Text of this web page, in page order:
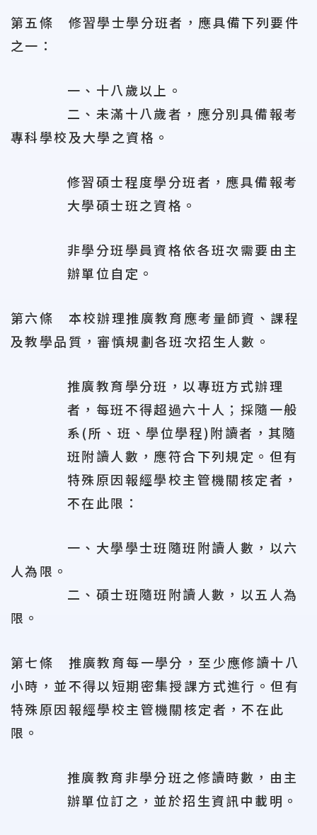
第五條 修習學士學分班者，應具備下列要件
之一：
一、十八歲以上。
二、未滿十八歲者，應分別具備報考
專科學校及大學之資格。
修習碩士程度學分班者，應具備報考
大學碩士班之資格。
非學分班學員資格依各班次需要由主
辦單位自定。
第六條 本校辦理推廣教育應考量師資、課程
及教學品質，審慎規劃各班次招生人數。
推廣教育學分班，以專班方式辦理
者，每班不得超過六十人；採隨一般
系(所、班、學位學程)附讀者，其隨
班附讀人數，應符合下列規定。但有
特殊原因報經學校主管機關核定者，
不在此限：
一、大學學士班隨班附讀人數，以六
人為限。
二、碩士班隨班附讀人數，以五人為
限。
第七條 推廣教育每一學分，至少應修讀十八
小時，並不得以短期密集授課方式進行。但有
特殊原因報經學校主管機關核定者，不在此
限。
推廣教育非學分班之修讀時數，由主
辦單位訂之，並於招生資訊中載明。